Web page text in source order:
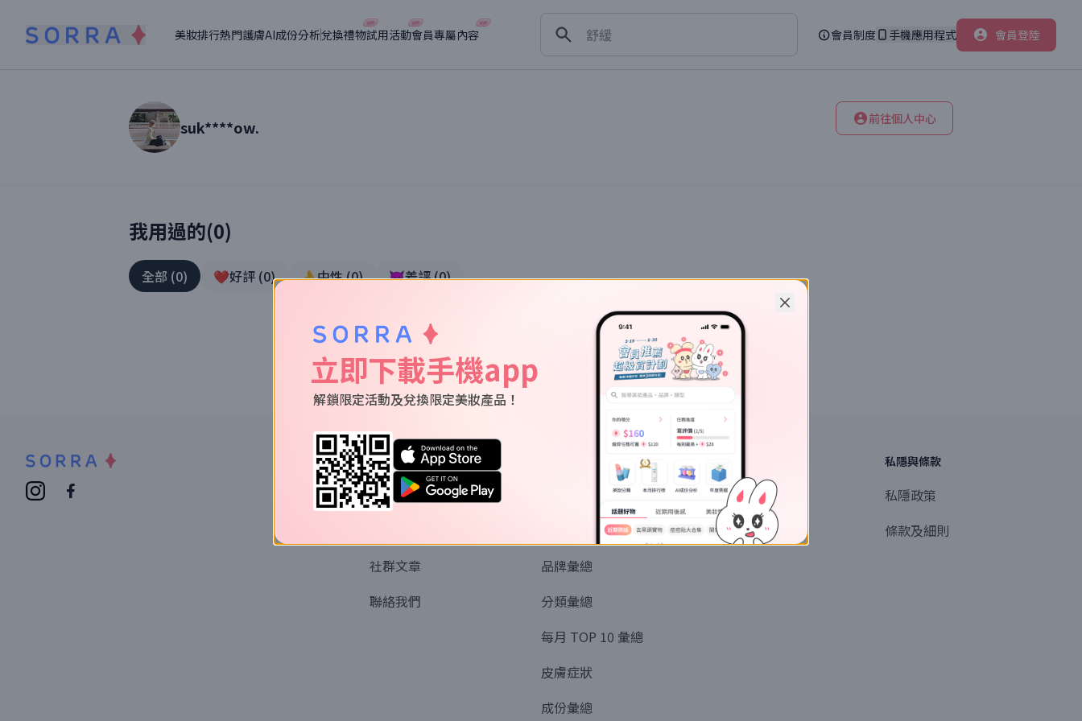
美妝排行熱門護膚AI成份分析兌換禮物試用活動會員專屬內容
舒緩
會員制度 手機應用程式 會員登陸
讀者【suk****ow. 】美妝真實體驗
suk****ow. 前往個人中心
我用過的(0)
全部 (0) ❤️好評 (0) 👌中性(0) 👿差評(0)
關於我們
認識SORRA
社群文章
聯絡我們
品牌彙總
分類彙總
每月 TOP 10 彙總
皮膚症狀
成份彙總
探索
商業或媒體聯絡
產品提名
私隱與條款
私隱政策
條款及細則
立即下載手機app
解鎖限定活動及兌換限定美妝產品！